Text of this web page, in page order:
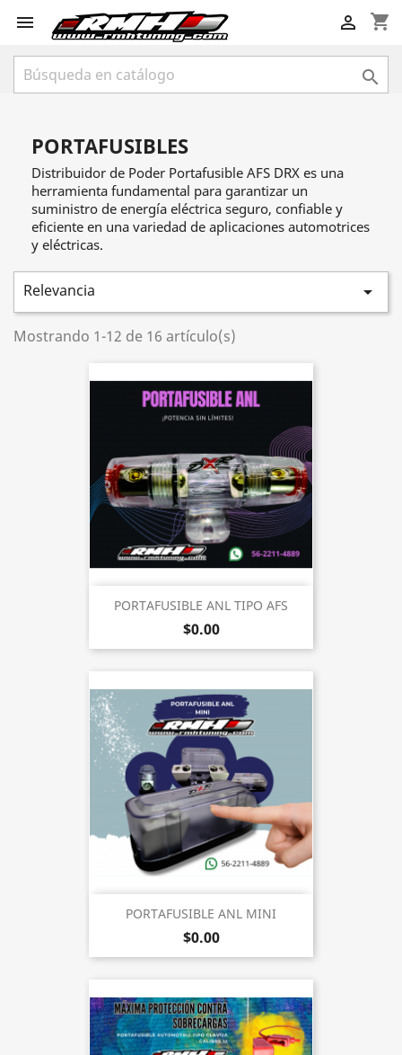
 shopping_cart


PORTAFUSIBLES
Distribuidor de Poder Portafusible AFS DRX es una
herramienta fundamental para garantizar un
suministro de energía eléctrica seguro, confiable y
eficiente en una variedad de aplicaciones automotrices
y eléctricas.
Relevancia 
Mostrando 1-12 de 16 artículo(s)
PORTAFUSIBLE ANL TIPO AFS
$0.00
PORTAFUSIBLE ANL MINI
$0.00